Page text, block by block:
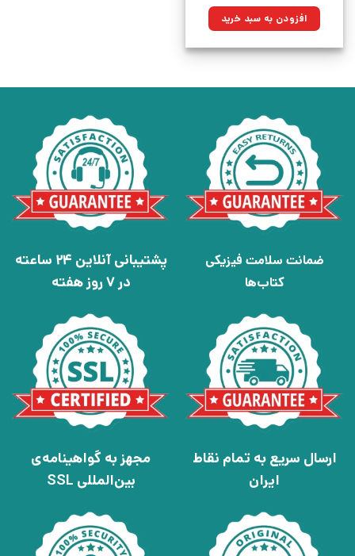
۷۵۰,۰۰۰تومان
بود.
۵۶۶,۲۵۰تومان.افزودن به سبد خرید
ضمانت سلامت فیزیکی
کتاب‌ها
پشتیبانی آنلاین 24 ساعته
در 7 روز هفته
ارسال سریع به تمام نقاط
ایران
مجهز به گواهینامه‌ی
بین‌المللی SSL